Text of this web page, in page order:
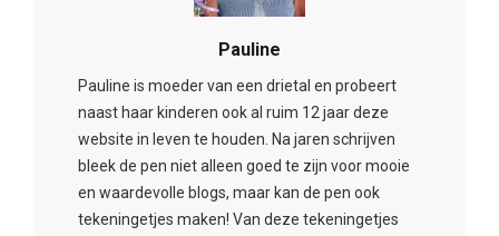
Pauline
Pauline is moeder van een drietal en probeert
naast haar kinderen ook al ruim 12 jaar deze
website in leven te houden. Na jaren schrijven
bleek de pen niet alleen goed te zijn voor mooie
en waardevolle blogs, maar kan de pen ook
tekeningetjes maken! Van deze tekeningetjes